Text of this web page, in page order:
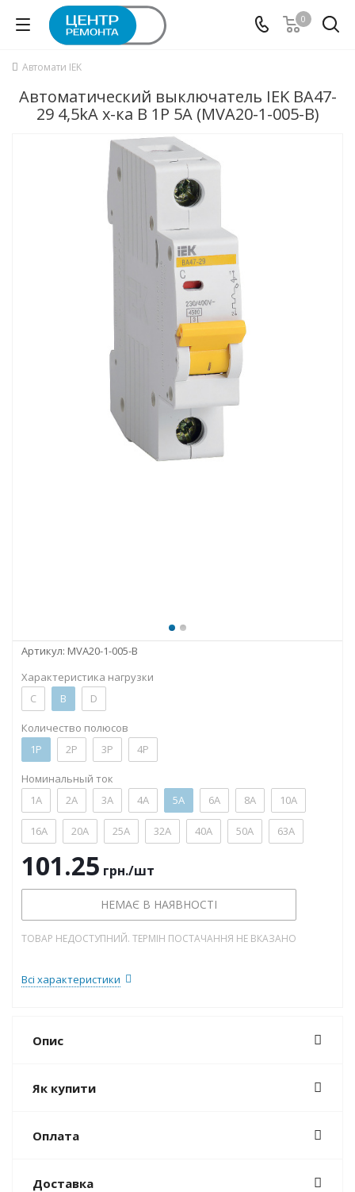
0
Автомати IEK
Автоматический выключатель IEK ВА47-
29 4,5kA х-ка B 1P 5А (MVA20-1-005-B)
Артикул: MVA20-1-005-B
Характеристика нагрузки
C
B D
Количество полюсов
1P
2P 3P 4P
Номинальный ток
1А
2А 3А 4А 5А 6А 8А 10А
16А 20А 25А 32А 40А 50А 63А
101.25 грн./шт
НЕМАЄ В НАЯВНОСТІ
ТОВАР НЕДОСТУПНИЙ. ТЕРМІН ПОСТАЧАННЯ НЕ ВКАЗАНО
Всі характеристики
Опис
Як купити
Оплата
Доставка